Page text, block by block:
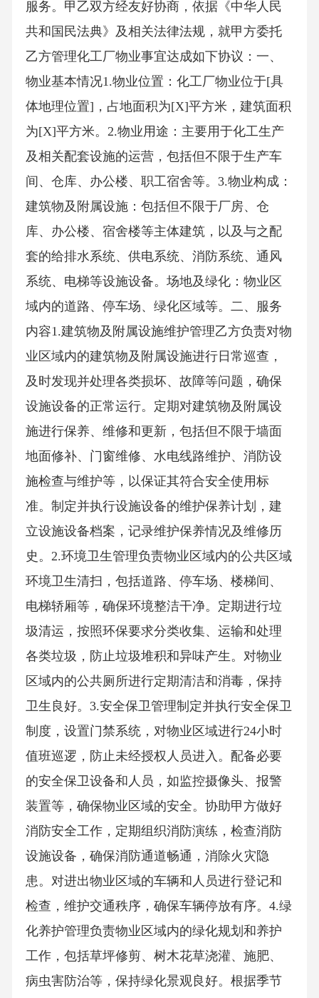
服务。甲乙双方经友好协商，依据《中华人民
共和国民法典》及相关法律法规，就甲方委托
乙方管理化工厂物业事宜达成如下协议：一、
物业基本情况1.物业位置：化工厂物业位于[具
体地理位置]，占地面积为[X]平方米，建筑面积
为[X]平方米。2.物业用途：主要用于化工生产
及相关配套设施的运营，包括但不限于生产车
间、仓库、办公楼、职工宿舍等。3.物业构成：
建筑物及附属设施：包括但不限于厂房、仓
库、办公楼、宿舍楼等主体建筑，以及与之配
套的给排水系统、供电系统、消防系统、通风
系统、电梯等设施设备。场地及绿化：物业区
域内的道路、停车场、绿化区域等。二、服务
内容1.建筑物及附属设施维护管理乙方负责对物
业区域内的建筑物及附属设施进行日常巡查，
及时发现并处理各类损坏、故障等问题，确保
设施设备的正常运行。定期对建筑物及附属设
施进行保养、维修和更新，包括但不限于墙面
地面修补、门窗维修、水电线路维护、消防设
施检查与维护等，以保证其符合安全使用标
准。制定并执行设施设备的维护保养计划，建
立设施设备档案，记录维护保养情况及维修历
史。2.环境卫生管理负责物业区域内的公共区域
环境卫生清扫，包括道路、停车场、楼梯间、
电梯轿厢等，确保环境整洁干净。定期进行垃
圾清运，按照环保要求分类收集、运输和处理
各类垃圾，防止垃圾堆积和异味产生。对物业
区域内的公共厕所进行定期清洁和消毒，保持
卫生良好。3.安全保卫管理制定并执行安全保卫
制度，设置门禁系统，对物业区域进行24小时
值班巡逻，防止未经授权人员进入。配备必要
的安全保卫设备和人员，如监控摄像头、报警
装置等，确保物业区域的安全。协助甲方做好
消防安全工作，定期组织消防演练，检查消防
设施设备，确保消防通道畅通，消除火灾隐
患。对进出物业区域的车辆和人员进行登记和
检查，维护交通秩序，确保车辆停放有序。4.绿
化养护管理负责物业区域内的绿化规划和养护
工作，包括草坪修剪、树木花草浇灌、施肥、
病虫害防治等，保持绿化景观良好。根据季节